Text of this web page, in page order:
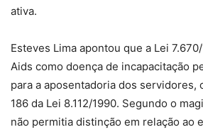
ativa.
Esteves Lima apontou que a Lei
Aids como doença de incapacitação
para a aposentadoria dos servidores,
186 da Lei 8.112/1990. Segundo o
não permitia distinção em relação ao